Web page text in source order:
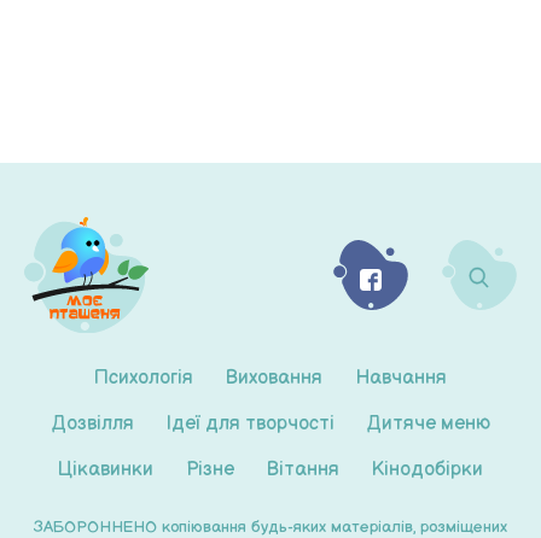
Психологія Виховання
Навчання
Дозвілля
Ідеї для творчості
Дитяче меню
Цікавинки
Різне Вітання Кінодобірки
ЗАБОРОННЕНО копіювання будь-яких матеріалів, розміщених